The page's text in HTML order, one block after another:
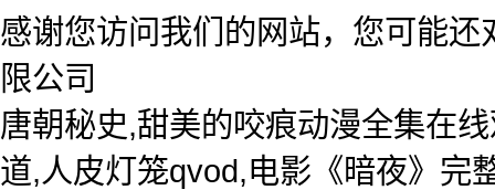
感谢您访问我们的网站，您可能
限公司
唐朝秘史,甜美的咬痕动漫全集在
道,人皮灯笼qvod,电影《暗夜》完